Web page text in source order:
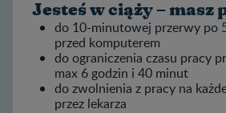
Jesteś w ciąży – masz
do 10-minutowej przerwy po
przed komputerem
do ograniczenia czasu pracy
max 6 godzin i 40 minut
do zwolnienia z pracy na
przez lekarza